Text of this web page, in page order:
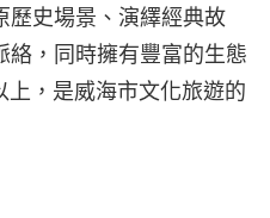
歷史場景、演繹經典故
，同時擁有豐富的生態
，是威海市文化旅遊的